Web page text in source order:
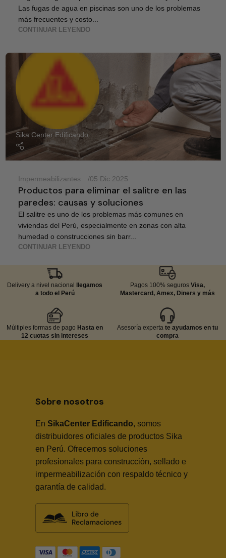
Las fugas de agua en piscinas son uno de los problemas
más frecuentes y costo...
CONTINUAR LEYENDO
Sika Center Edificando
Impermeabilizantes 05 Dic 2025
Productos para eliminar el salitre en las
paredes: causas y soluciones
El salitre es uno de los problemas más comunes en
viviendas del Perú, especialmente en zonas con alta
humedad o construcciones sin barr...
CONTINUAR LEYENDO
Delivery a nivel nacional
llegamos
a todo el Perú
Múltiples formas de pago Hasta en
12 cuotas sin intereses
Pagos 100% seguros Visa,
Mastercard, Amex, Diners y más
Asesoría experta te ayudamos en tu
compra
Sobre nosotros
En SikaCenter Edificando, somos
distribuidores oficiales de productos Sika
en Perú. Ofrecemos soluciones
profesionales para construcción, sellado e
impermeabilización con respaldo técnico y
garantía de calidad.